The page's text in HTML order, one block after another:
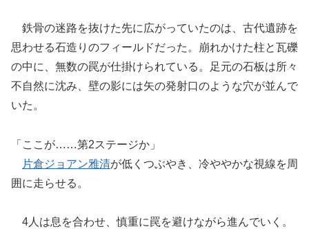
鉄骨の迷路を抜けた先に広がっていたのは、古代遺跡を
思わせる石造りのフィールドだった。崩れかけた柱と瓦礫
の中に、無数の罠が仕掛けられている。足元の石板は所々
不自然に沈み、壁の影には矢の発射口のような穴が並んで
いた。
「ここが……第2ステージか」
片倉ジョアン雅清が低くつぶやき、冷ややかな視線を周
囲に走らせる。
4人は息を合わせ、慎重に罠を避けながら進んでいく。